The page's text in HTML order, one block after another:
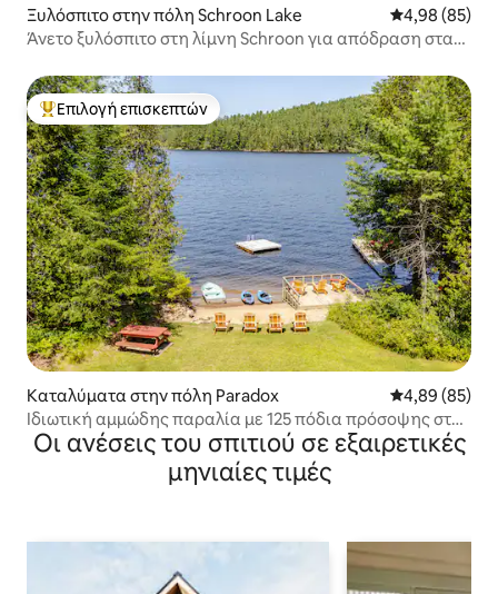
Ξυλόσπιτο στην πόλη Schroon Lake Μέση
4,98 (85)
Άνετο ξυλόσπιτο στη λίμνη Schroon για απόδραση στα
Κορυφαία επιλογή επισκεπτών
Επιλογή επισκεπτών
Καταλύματα στην πόλη Paradox Μέση
4,89 (85)
Ιδιωτική αμμώδης παραλία με 125 πόδια πρόσοψης στη
λίμνη
Οι ανέσεις του σπιτιού σε εξαιρετικές
μηνιαίες τιμές